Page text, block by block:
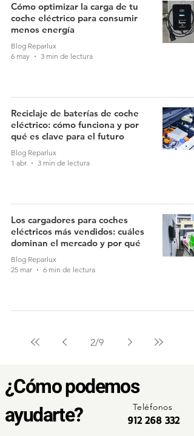
Cómo optimizar la carga de tu
coche eléctrico para consumir
menos energía
Blog Reparlux
6 may
3 min de lectura
Reciclaje de baterías de coche
eléctrico: cómo funciona y por
qué es clave para el futuro
Blog Reparlux
1 abr
3 min de lectura
Los cargadores para coches
eléctricos más vendidos: cuáles
dominan el mercado y por qué
Blog Reparlux
25 mar
6 min de lectura
2/9
¿Cómo podemos
ayudarte?
Teléfonos
912 268 332